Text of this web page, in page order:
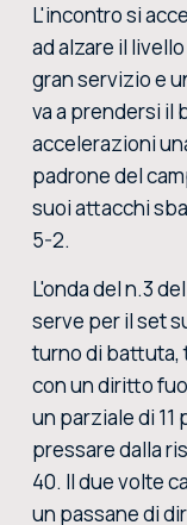
L'incontro si
ad alzare il
gran servizio e
va a prendersi il
accelerazioni
padrone del
suoi attacchi
5-2.
L'onda del n.3
serve per il set
turno di battuta,
con un diritto
un parziale di 11
pressare dalla
40. Il due volte
un passane di